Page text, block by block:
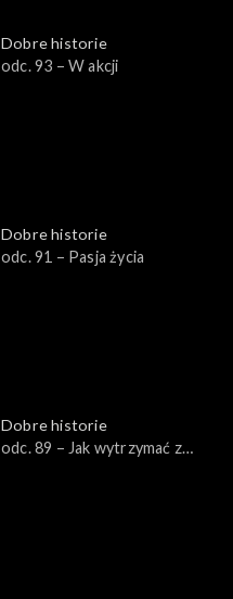
Dobre historie
odc. 93 – W akcji
Dobre historie
odc. 91 – Pasja życia
Dobre historie
odc. 89 – Jak wytrzymać z